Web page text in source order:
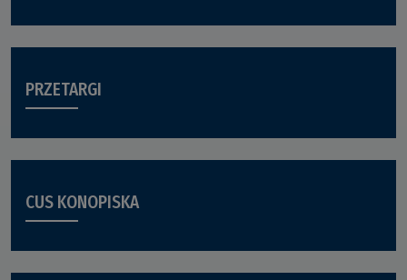
PRZETARGI
CUS KONOPISKA